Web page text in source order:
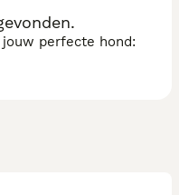
perfecte hond: